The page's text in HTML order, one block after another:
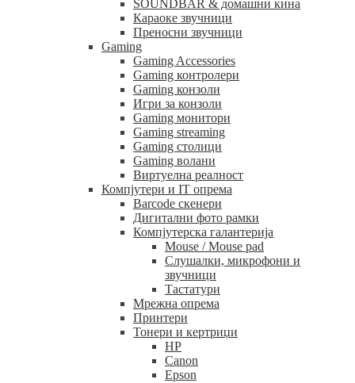
SOUNDBAR & домашни кина
Караоке звучници
Преносни звучници
Gaming
Gaming Accessories
Gaming контролери
Gaming конзоли
Игри за конзоли
Gaming монитори
Gaming streaming
Gaming столици
Gaming волани
Виртуелна реалност
Компјутери и IT опрема
Barcode скенери
Дигитални фото рамки
Компјутерска галантерија
Mouse / Mouse pad
Слушалки, микрофони и
звучници
Тастатури
Мрежна опрема
Принтери
Тонери и кертриџи
HP
Canon
Epson